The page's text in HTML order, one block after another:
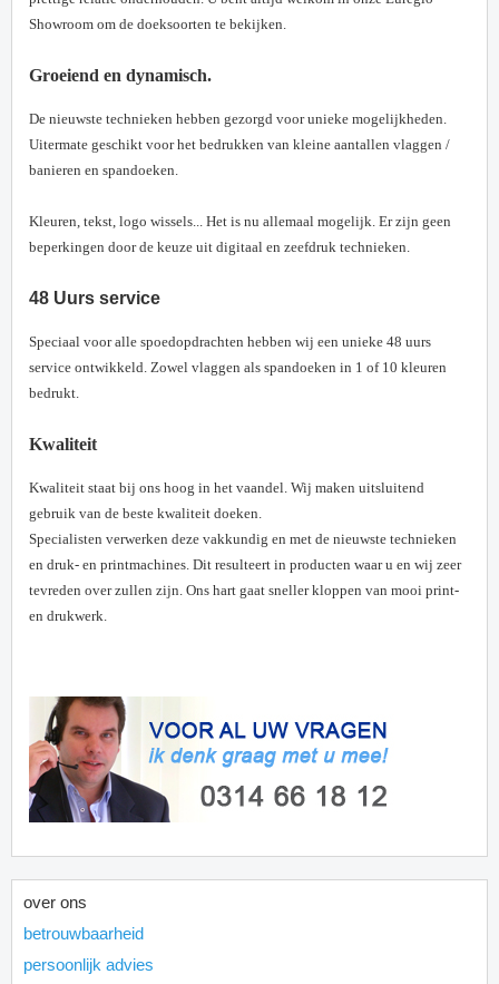
Showroom om de doeksoorten te bekijken.
Groeiend en dynamisch.
De nieuwste technieken hebben gezorgd voor unieke mogelijkheden.
Uitermate geschikt voor het bedrukken van kleine aantallen vlaggen /
banieren en spandoeken.
Kleuren, tekst, logo wissels... Het is nu allemaal mogelijk. Er zijn geen
beperkingen door de keuze uit digitaal en zeefdruk technieken.
48 Uurs service
Speciaal voor alle spoedopdrachten hebben wij een unieke 48 uurs
service ontwikkeld. Zowel vlaggen als spandoeken in 1 of 10 kleuren
bedrukt.
Kwaliteit
Kwaliteit staat bij ons hoog in het vaandel. Wij maken uitsluitend
gebruik van de beste kwaliteit doeken.
Specialisten verwerken deze vakkundig en met de nieuwste technieken
en druk- en printmachines. Dit resulteert in producten waar u en wij zeer
tevreden over zullen zijn. Ons hart gaat sneller kloppen van mooi print-
en drukwerk.
over ons
betrouwbaarheid
persoonlijk advies